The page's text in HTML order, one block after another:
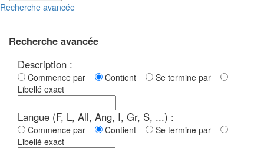
Recherche avancée
Recherche avancée
Description :
Commence par Contient
Se termine par
Libellé exact
Langue (F, L, All, Ang, I, Gr, S, ...) :
Commence par Contient
Se termine par
Libellé exact